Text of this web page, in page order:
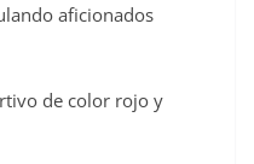
aficionados
de color rojo y